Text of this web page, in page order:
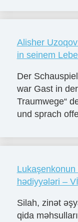
Alisher
in seinem
Der
war Gast in
Traumwege“
und sprach
hədiyyələri –
Silah, zinət
qida